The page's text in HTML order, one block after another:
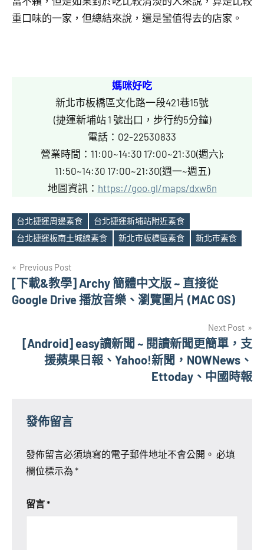
重口味的一家，但總結來說，還是蠻值得去的店家。
媽咪好吃
新北市板橋區文化路一段421巷15號
(捷運新埔站 1 號出口，步行約5分鐘)
電話：02-22530833
營業時間：11:00~14:30 17:00~21:30(週六);
11:50~14:30 17:00~21:30(週一~週五)
地圖資訊： https://goo.gl/maps/dxw6n
Tags
台北捷運周邊素食
台北捷運新埔站附近素食
台北捷運板南土城線素食
新北市板橋區素食 新北市素食
文
章
覽
Previous Post
[下載&教學] Archy 簡體中文版 ~ 直接從
Google Drive 播放音樂、瀏覽圖片 (MAC OS)
Next Post
[Android] easy讀新聞 ~ 閱讀新聞更簡單，支
援蘋果日報、Yahoo!新聞，NOWNews、
Ettoday、中國時報
發佈留言
發佈留言必須填寫的電子郵件地址不會公開。 必填
欄位標示為 *
留言*